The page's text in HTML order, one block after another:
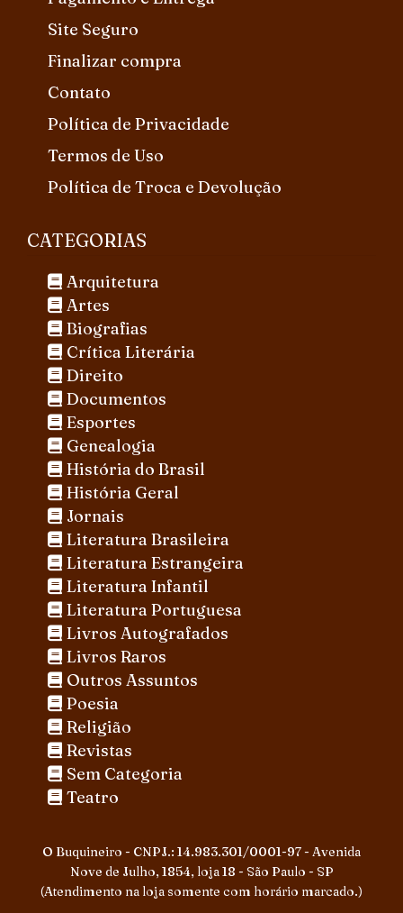
Site Seguro
Finalizar compra
Contato
Política de Privacidade
Termos de Uso
Política de Troca e Devolução
CATEGORIAS
Arquitetura
Artes
Biografias
Crítica Literária
Direito
Documentos
Esportes
Genealogia
História do Brasil
História Geral
Jornais
Literatura Brasileira
Literatura Estrangeira
Literatura Infantil
Literatura Portuguesa
Livros Autografados
Livros Raros
Outros Assuntos
Poesia
Religião
Revistas
Sem Categoria
Teatro
O Buquineiro - CNPJ.: 14.983.301/0001-97 - Avenida
Nove de Julho, 1854, loja 18 - São Paulo - SP
(Atendimento na loja somente com horário marcado.)